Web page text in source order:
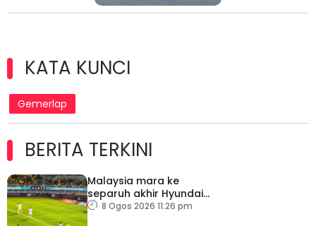
KATA KUNCI
Gemerlap
BERITA TERKINI
Malaysia mara ke
separuh akhir Hyundai
ASEAN Cup
8 Ogos 2026 11:26 pm